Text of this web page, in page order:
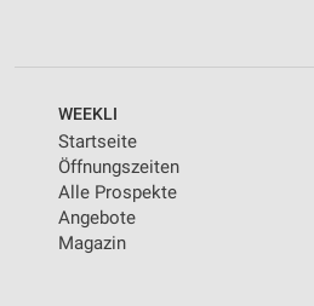
WEEKLI
Startseite
Öffnungszeiten
Alle Prospekte
Angebote
Magazin